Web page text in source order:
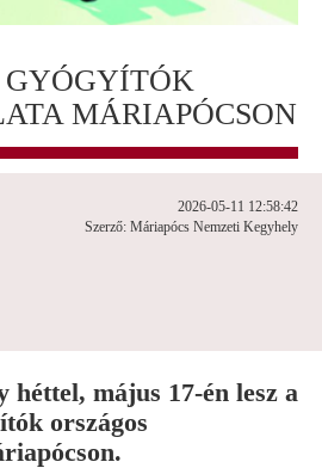
GYÓGYÍTÓK
MÁRIAPÓCSON
2026-05-11 12:58:42
Szerző: Máriapócs Nemzeti Kegyhely
héttel, május 17-én lesz a
országos